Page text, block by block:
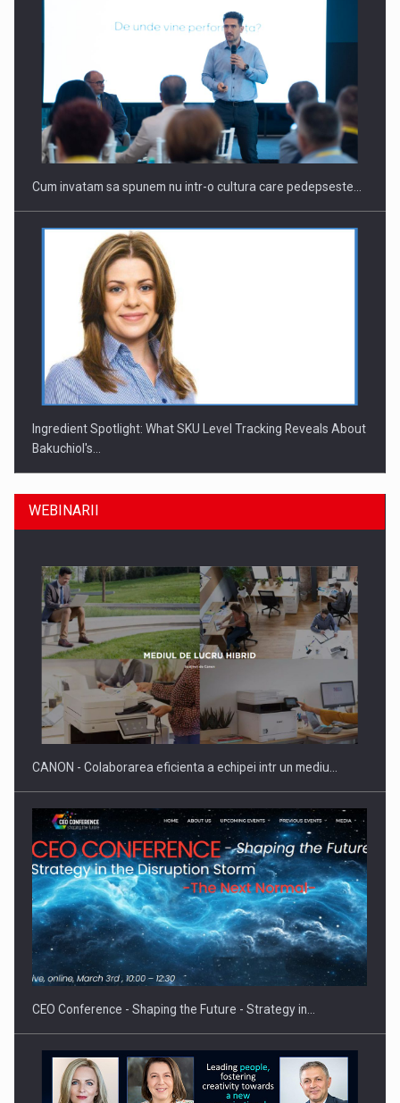
Cum invatam sa spunem nu intr-o cultura care pedepseste…
Ingredient Spotlight: What SKU Level Tracking Reveals About
Bakuchiol's…
Producatorii si comerciantii care nu se supun noilor
reglementari…
Proteinmaxxing and the Future of Protein Demand
WEBINARII
CANON - Colaborarea eficienta a echipei intr un mediu…
CEO Conference - Shaping the Future - Strategy in…